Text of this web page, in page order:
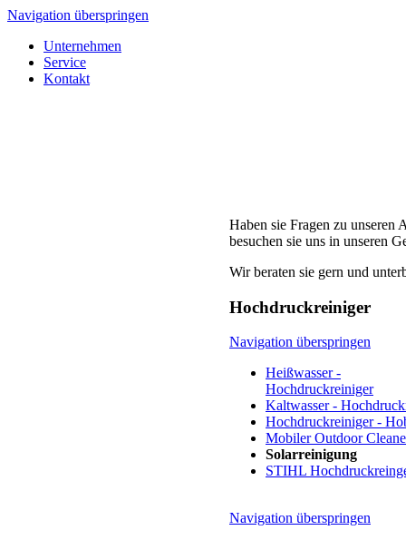
Navigation überspringen
Unternehmen
Service
Kontakt
Haben sie Fragen zu unseren
besuchen sie uns in unseren
Wir beraten sie gern und
Hochdruckreiniger
Navigation überspringen
Heißwasser -
Hochdruckreiniger
Kaltwasser -
Hochdruckreiniger -
Mobiler Outdoor
Solarreinigung
STIHL
Navigation überspringen